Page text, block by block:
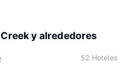
y alrededores
52 Hoteles